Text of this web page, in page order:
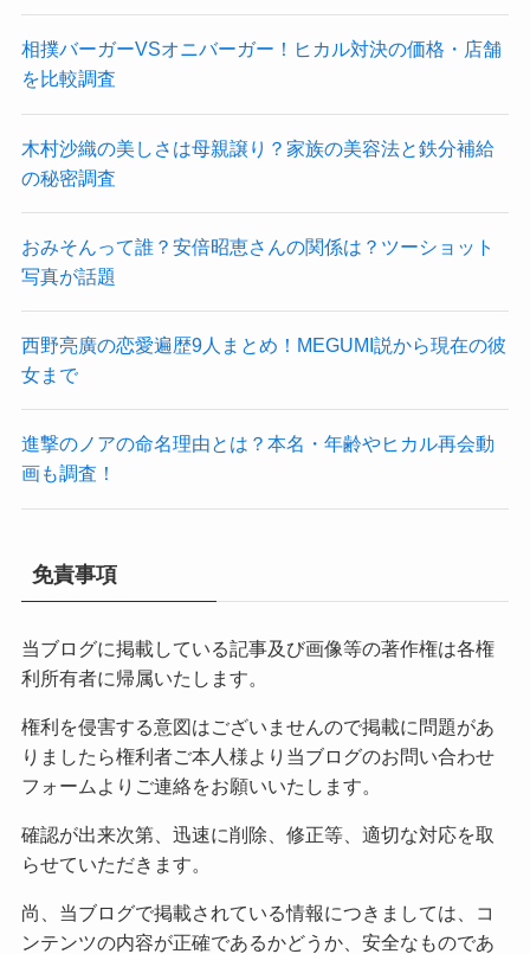
相撲バーガーVSオニバーガー！ヒカル対決の価格・店舗
を比較調査
木村沙織の美しさは母親譲り？家族の美容法と鉄分補給
の秘密調査
おみそんって誰？安倍昭恵さんの関係は？ツーショット
写真が話題
西野亮廣の恋愛遍歴9人まとめ！MEGUMI説から現在の彼
女まで
進撃のノアの命名理由とは？本名・年齢やヒカル再会動
画も調査！
免責事項
当ブログに掲載している記事及び画像等の著作権は各権
利所有者に帰属いたします。
権利を侵害する意図はございませんので掲載に問題があ
りましたら権利者ご本人様より当ブログのお問い合わせ
フォームよりご連絡をお願いいたします。
確認が出来次第、迅速に削除、修正等、適切な対応を取
らせていただきます。
尚、当ブログで掲載されている情報につきましては、コ
ンテンツの内容が正確であるかどうか、安全なものであ